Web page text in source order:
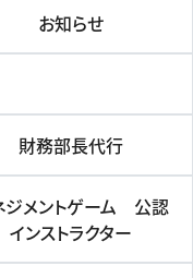
お知らせ
財務部長代行
ジメントゲーム 公認
インストラクター